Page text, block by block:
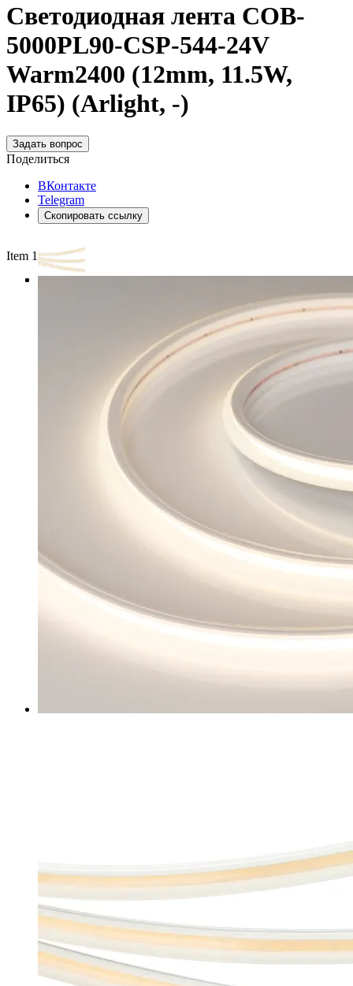
Светодиодная лента COB-
5000PL90-CSP-544-24V
Warm2400 (12mm, 11.5W,
IP65) (Arlight, -)
Задать вопрос
Поделиться
ВКонтакте
Telegram
Скопировать ссылку
Item 1 of 2